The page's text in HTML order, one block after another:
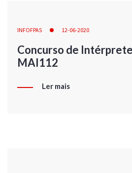
INFOFPAS 12-06-2020
Concurso de
MAI112
Ler mais